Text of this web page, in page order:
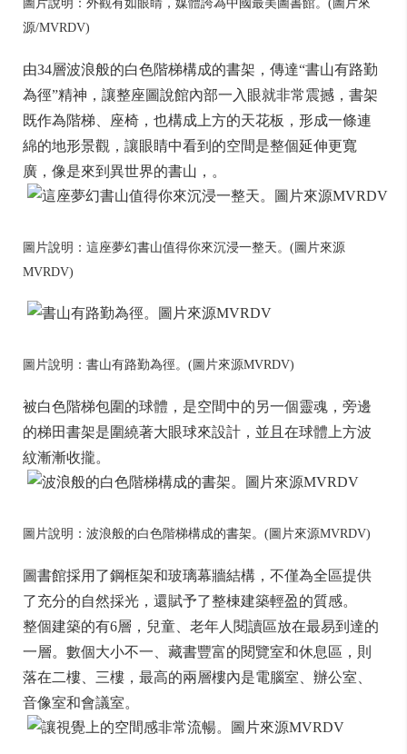
圖片說明：外觀有如眼睛，媒體誇為中國最美圖書館。(圖片來
源/MVRDV)
由34層波浪般的白色階梯構成的書架，傳達“書山有路勤
為徑”精神，讓整座圖說館內部一入眼就非常震撼，書架
既作為階梯、座椅，也構成上方的天花板，形成一條連
綿的地形景觀，讓眼睛中看到的空間是整個延伸更寬
廣，像是來到異世界的書山，。
圖片說明：這座夢幻書山值得你來沉浸一整天。(圖片來源
MVRDV)
圖片說明：書山有路勤為徑。(圖片來源MVRDV)
被白色階梯包圍的球體，是空間中的另一個靈魂，旁邊
的梯田書架是圍繞著大眼球來設計，並且在球體上方波
紋漸漸收攏。
圖片說明：波浪般的白色階梯構成的書架。(圖片來源MVRDV)
圖書館採用了鋼框架和玻璃幕牆結構，不僅為全區提供
了充分的自然採光，還賦予了整棟建築輕盈的質感。
整個建築的有6層，兒童、老年人閱讀區放在最易到達的
一層。數個大小不一、藏書豐富的閱覽室和休息區，則
落在二樓、三樓，最高的兩層樓內是電腦室、辦公室、
音像室和會議室。